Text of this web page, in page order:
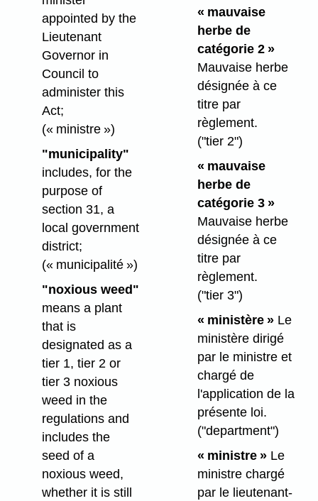
appointed by the
Lieutenant
Governor in
Council to
administer this
Act;
(« ministre »)
"municipality"
includes, for the
purpose of
section 31, a
local government
district;
(« municipalité »)
"noxious weed"
means a plant
that is
designated as a
tier 1, tier 2 or
tier 3 noxious
weed in the
regulations and
includes the
seed of a
noxious weed,
whether it is still
« mauvaise
herbe de
catégorie 2 »
Mauvaise herbe
désignée à ce
titre par
règlement.
("tier 2")
« mauvaise
herbe de
catégorie 3 »
Mauvaise herbe
désignée à ce
titre par
règlement.
("tier 3")
« ministère »Le
ministère dirigé
par le ministre et
chargé de
l'application de la
présente loi.
("department")
« ministre »Le
ministre chargé
par le lieutenant-